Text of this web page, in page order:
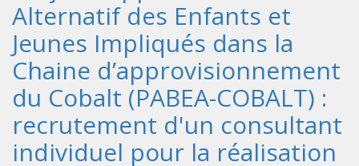
Alternatif des Enfants et
Jeunes Impliqués dans la
Chaine d’approvisionnement
du Cobalt (PABEA-COBALT) :
recrutement d'un consultant
individuel pour la réalisation